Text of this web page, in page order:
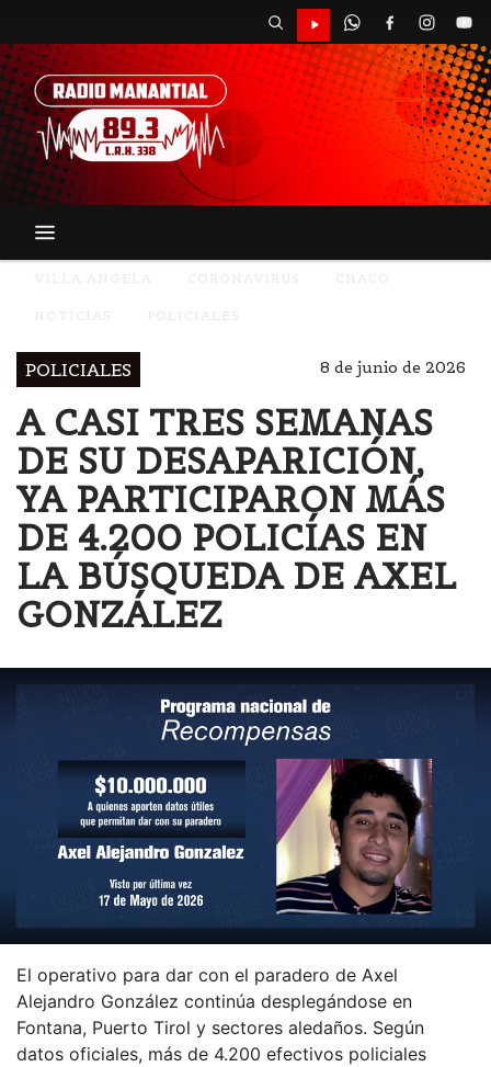
POLICIALES 8 de junio de 2026
A CASI TRES SEMANAS
DE SU DESAPARICIÓN,
YA PARTICIPARON MÁS
DE 4.200 POLICÍAS EN
LA BÚSQUEDA DE AXEL
GONZÁLEZ
El operativo para dar con el paradero de Axel
Alejandro González continúa desplegándose en
Fontana, Puerto Tirol y sectores aledaños. Según
datos oficiales, más de 4.200 efectivos policiales